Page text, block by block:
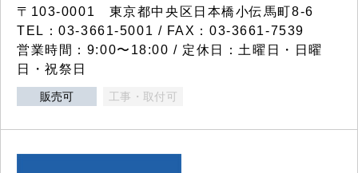
〒103-0001 東京都中央区日本橋小伝馬町8-6
TEL：03-3661-5001 / FAX：03-3661-7539
営業時間：9:00〜18:00 / 定休日：土曜日・日曜
日・祝祭日
販売可 工事・取付可